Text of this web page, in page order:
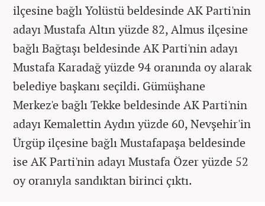
ilçesine bağlı Yolüstü beldesinde AK Parti'nin
adayı Mustafa Altın yüzde 82, Almus ilçesine
bağlı Bağtaşı beldesinde AK Parti'nin adayı
Mustafa Karadağ yüzde 94 oranında oy alarak
belediye başkanı seçildi. Gümüşhane
Merkez'e bağlı Tekke beldesinde AK Parti'nin
adayı Kemalettin Aydın yüzde 60, Nevşehir'in
Ürgüp ilçesine bağlı Mustafapaşa beldesinde
ise AK Parti'nin adayı Mustafa Özer yüzde 52
oy oranıyla sandıktan birinci çıktı.